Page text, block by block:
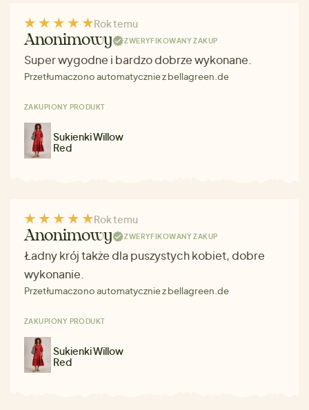
Rok temu
Anonimowy ZWERYFIKOWANY ZAKUP
Super wygodne i bardzo dobrze wykonane.
Przetłumaczono automatycznie z bellagreen.de
ZAKUPIONY PRODUKT
Sukienki Willow
Red
Rok temu
Anonimowy ZWERYFIKOWANY ZAKUP
Ładny krój także dla puszystych kobiet, dobre
wykonanie.
Przetłumaczono automatycznie z bellagreen.de
ZAKUPIONY PRODUKT
Sukienki Willow
Red